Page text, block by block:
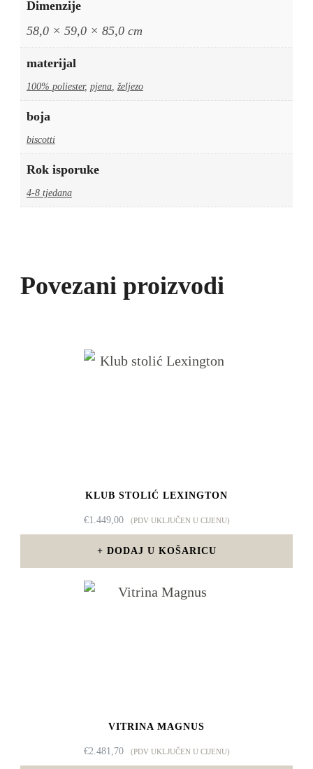
Dimenzije
58,0 × 59,0 × 85,0 cm
materijal
100% poliester, pjena željezo
boja
biscotti
Rok isporuke
4-8 tjedana
Povezani proizvodi
KLUB STOLIĆ LEXINGTON
€1.449,00 (PDV UKLJUČEN U CIJENU)
DODAJ U KOŠARICU
VITRINA MAGNUS
€2.481,70 (PDV UKLJUČEN U CIJENU)